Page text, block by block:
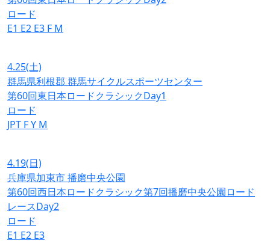
ロード
E1 E2 E3 F M
4.25(土)
群馬県利根郡 群馬サイクルスポーツセンター
第60回東日本ロードクラシックDay1
ロード
JPT FY M
4.19(日)
兵庫県加東市 播磨中央公園
第60回西日本ロードクラシック第7回播磨中央公園ロード
レースDay2
ロード
E1 E2 E3